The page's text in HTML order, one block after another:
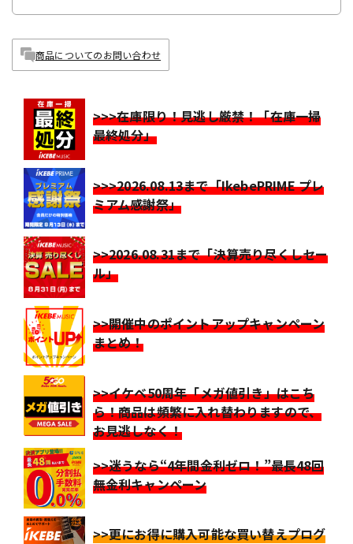
商品についてのお問い合わせ
>>>在庫限り！見逃し厳禁！「在庫一掃
最終処分」
>>>2026.08.13まで「IkebePRIME プレ
ミアム感謝祭」
>>2026.08.31まで「決算売り尽くしセー
ル」
>>開催中のポイントアップキャンペーン
まとめ！
>>イケベ50周年「メガ値引き」はこち
ら！商品は頻繁に入れ替わりますので、
お見逃しなく！
>>迷うなら“4年間金利ゼロ！”最長48回
無金利キャンペーン
>>更にお得に購入可能な買い替えプログ